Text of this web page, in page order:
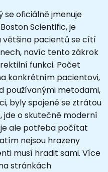
se oficiálně jmenuje
Scientific, je
většina pacientů se cítí
navíc tento zákrok
funkci. Počet
konkrétním pacientovi,
používanými metodami,
byly spojené se ztrátou
jde o skutečně moderní
je ale potřeba počítat
nejsou hrazeny
musí hradit sami. Více
stránkách